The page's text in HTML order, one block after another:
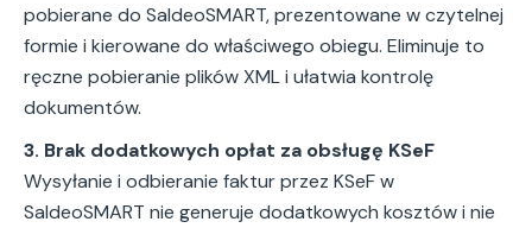
pobierane do SaldeoSMART, prezentowane w czytelnej
formie i kierowane do właściwego obiegu. Eliminuje to
ręczne pobieranie plików XML i ułatwia kontrolę
dokumentów.
3. Brak dodatkowych opłat za obsługę KSeF
Wysyłanie i odbieranie faktur przez KSeF w
SaldeoSMART nie generuje dodatkowych kosztów i nie